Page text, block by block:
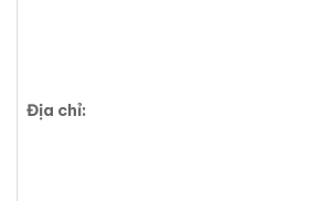
Địa chỉ: